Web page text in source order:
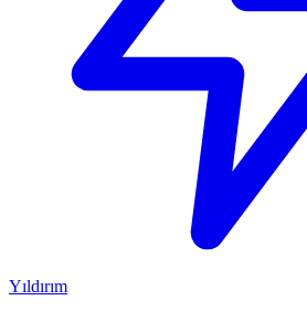
Yıldırım